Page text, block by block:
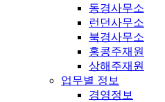
동경사무소
런던사무소
북경사무소
홍콩주재원
상해주재원
업무별 정보
경영정보